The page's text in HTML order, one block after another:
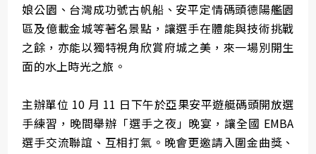
娘公園、台灣成功號古帆船、安平定情碼頭德陽艦園
區及億載金城等著名景點，讓選手在體能與技術挑戰
之餘，亦能以獨特視角欣賞府城之美，來一場別開生
面的水上時光之旅。
主辦單位 10 月 11 日下午於亞果安平遊艇碼頭開放選
手練習，晚間舉辦「選手之夜」晚宴，讓全國 EMBA
選手交流聯誼、互相打氣。晚會更邀請入圍金曲獎、